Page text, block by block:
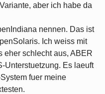
aber ich habe da
nennen. Das ist
Ich weiss mit
eher schlecht aus, ABER
Unterstuetzung. Es laeuft
fuer meine